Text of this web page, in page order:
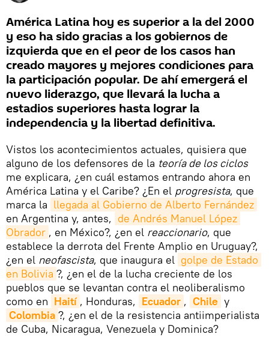
América Latina hoy es superior a la del 2000
y eso ha sido gracias a los gobiernos de
izquierda que en el peor de los casos han
creado mayores y mejores condiciones para
la participación popular. De ahí emergerá el
nuevo liderazgo, que llevará la lucha a
estadios superiores hasta lograr la
independencia y la libertad definitiva.
Vistos los acontecimientos actuales, quisiera que
alguno de los defensores de la teoría de los ciclos
me explicara, ¿en cuál estamos entrando ahora en
América Latina y el Caribe? ¿En el progresista, que
marca la llegada al Gobierno de Alberto Fernández
en Argentina y, antes, de Andrés Manuel López
Obrador , en México?, ¿en el reaccionario, que
establece la derrota del Frente Amplio en Uruguay?,
¿en el neofascista, que inaugura el golpe de Estado
en Bolivia ?, ¿en el de la lucha creciente de los
pueblos que se levantan contra el neoliberalismo
como en Haití , Honduras, Ecuador , Chile y
Colombia ?, ¿en el de la resistencia antiimperialista
de Cuba, Nicaragua, Venezuela y Dominica?